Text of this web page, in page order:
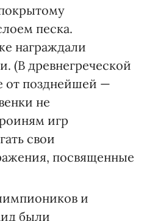
песка.
награждали
(В древнегреческой
от позднейшей —
не
игр
свои
посвященные
и
были